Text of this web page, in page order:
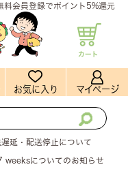
会員登録でポイント5%還元
カート
お気に入り マイページ
延・配送停止について
weeksについてのお知らせ